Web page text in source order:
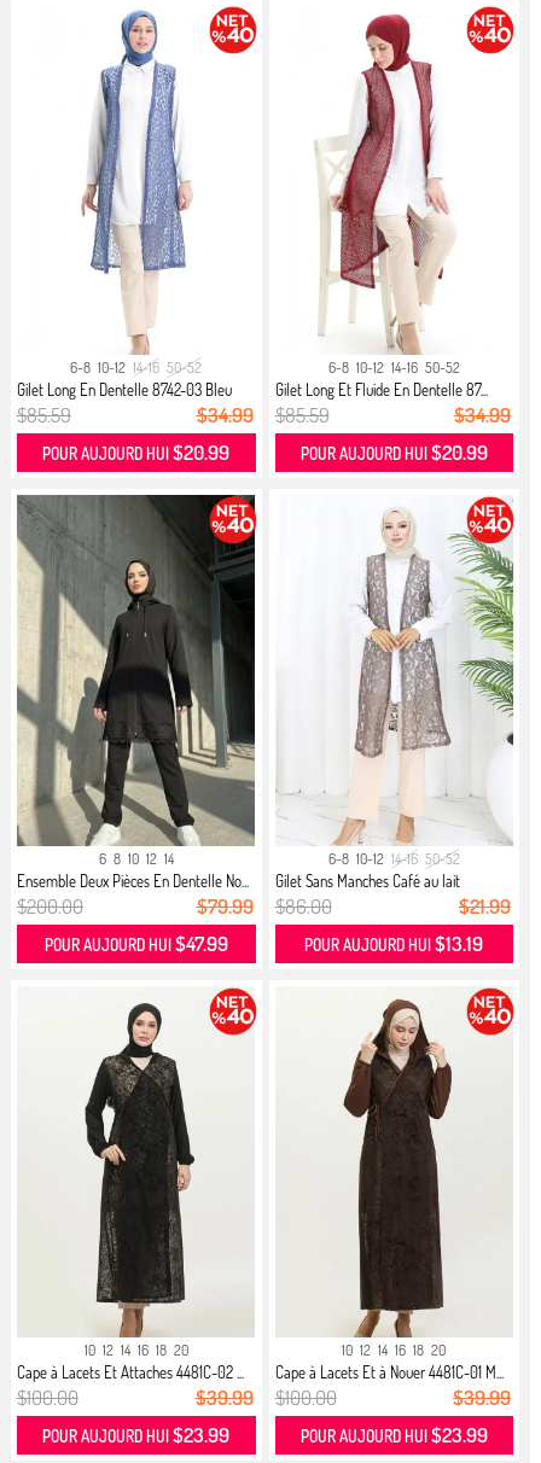
6-8 10-12 14-16 50-52
Gilet Long En Dentelle 8742-03 Bleu
$85.59 $34.99
POUR AUJOURD HUI$20.99
6-8 10-12 14-16 50-52
Gilet Long Et Fluide En Dentelle 87...
$85.59 $34.99
POUR AUJOURD HUI $20.99
6 8 10 12 14
Ensemble Deux Pièces En Dentelle No...
$200.00 $79.99
POUR AUJOURD HUI $47.99
6-8 10-12 14-16 50-52
Gilet Sans Manches Café au lait
$86.00 $21.99
POUR AUJOURD HUI$13.19
10 12 14 16 18 20
Cape à Lacets Et Attaches 4481C-02 ...
$100.00 $39.99
POUR AUJOURD HUI$23.99
10 12 14 16 18 20
Cape à Lacets Et à Nouer 4481C-01 M...
$100.00 $39.99
POUR AUJOURD HUI $23.99